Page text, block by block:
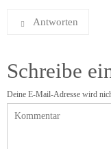
Antworten
Schreibe
Deine E-Mail-Adresse wird